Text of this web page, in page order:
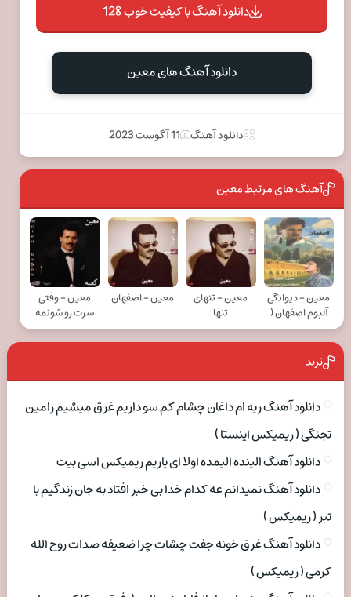
دانلود آهنگ با کیفیت خوب 128
دانلود آهنگ های معین
دانلود آهنگ 11 آگوست 2023
آهنگ های مرتبط معین
معین - دیوانگی
آلبوم اصفهان (
معین - تنهای
تنها
معین - اصفهان
معین - وقتی
سرت رو شونمه
ترند
دانلود آهنگ ریه ام داغان چشام کم سو داریم غرق میشیم رامین
تجنگی ( ریمیکس اینستا )
دانلود آهنگ الینده الیمده اولا ای یاریم ریمیکس اسی بیت
دانلود آهنگ نمیدانم عه کدام خدا بی خبر افتاد به جان زندگیم با
تبر ( ریمیکس )
دانلود آهنگ غرق خونه جفت چشات چرا ضعیفه صدات روح الله
کرمی ( ریمیکس )